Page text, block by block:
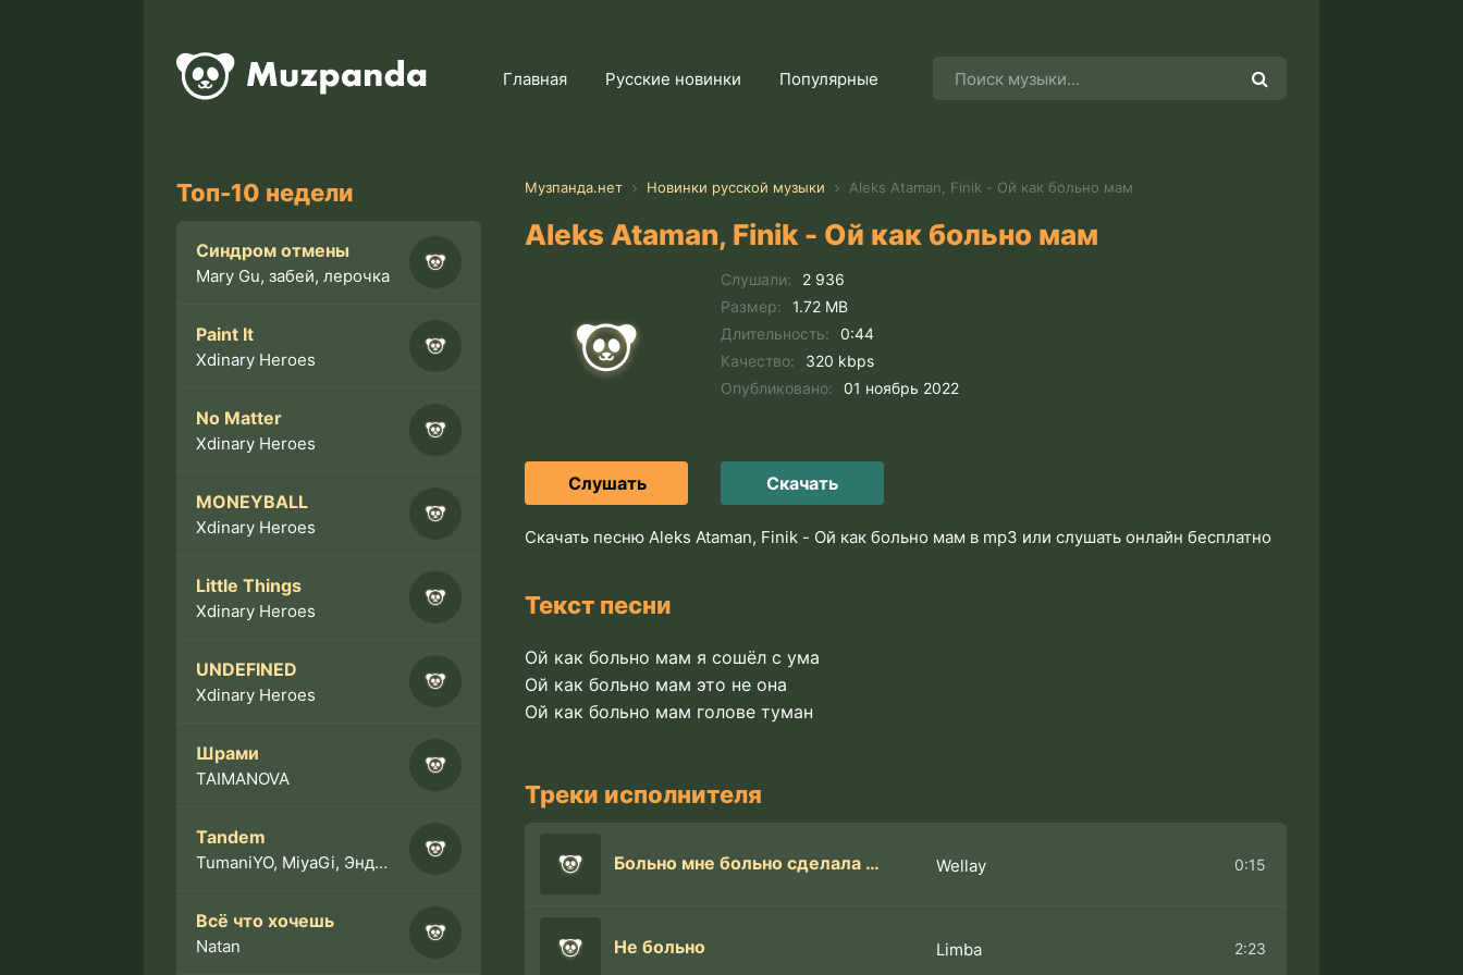
Главная Русские новинки Популярные
Топ-10 недели
Синдром отмены
Mary Gu, забей, лерочка
Paint It
Xdinary Heroes
No Matter
Xdinary Heroes
MONEYBALL
Xdinary Heroes
Little Things
Xdinary Heroes
UNDEFINED
Xdinary Heroes
Шрами
TAIMANOVA
Tandem
TumaniYO, MiyaGi, Эндшпиль
Всё что хочешь
Natan
Музпанда.нет Новинки русской музыки Aleks Ataman, Finik - Ой как больно мам
Aleks Ataman, Finik - Ой как больно мам
Слушали:
2 936
Размер:
1.72 MB
Длительность:
0:44
Качество:
320 kbps
Опубликовано:
01 ноябрь 2022
Слушать Скачать
Скачать песню Aleks Ataman, Finik - Ой как больно мам в mp3 или слушать онлайн бесплатно
Текст песни
Ой как больно мам я сошёл с ума
Ой как больно мам это не она
Ой как больно мам голове туман
Треки исполнителя
Больно мне больно сделала в душе кто ты здесь Wellay 0:15
Не больно Limba 2:23